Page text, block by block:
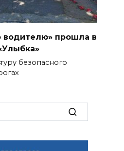
водителю» прошла в
безопасного